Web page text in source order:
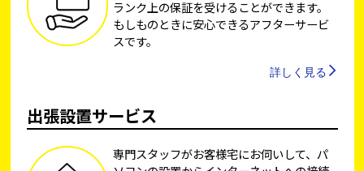
ランク上の保証を受けることができます。
もしものときに安心できるアフターサービ
スです。
詳しく見る
出張設置サービス
専門スタッフがお客様宅にお伺いして、パ